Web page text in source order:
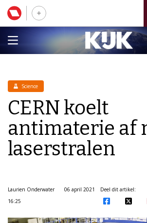
Science
CERN koelt
antimaterie af
laserstralen
Laurien Onderwater
06 april 2021
16:25
Deel dit artikel: